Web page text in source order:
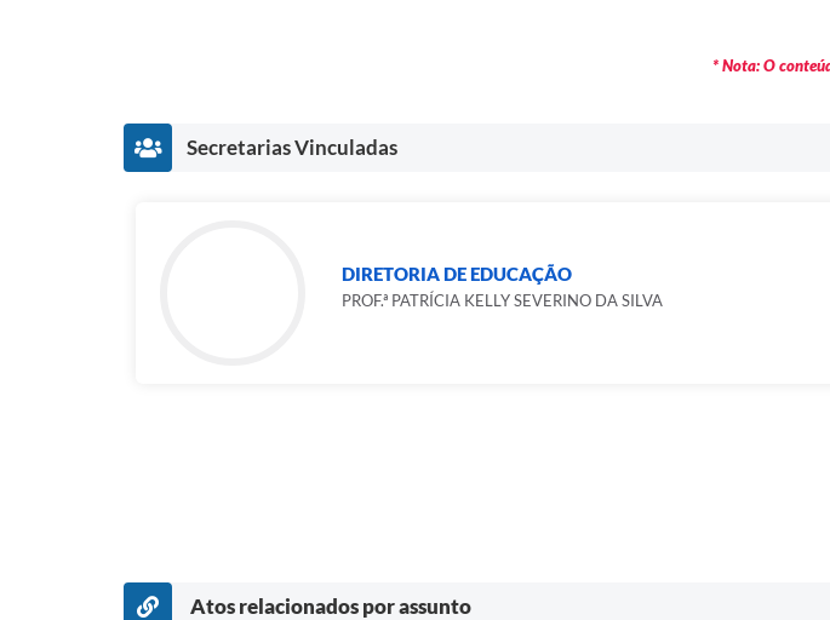
* Nota: O
Secretarias Vinculadas
DIRETORIA DE EDUCAÇÃO
PROF.ª PATRÍCIA KELLY SEVERINO DA SILVA
Atos relacionados por assunto